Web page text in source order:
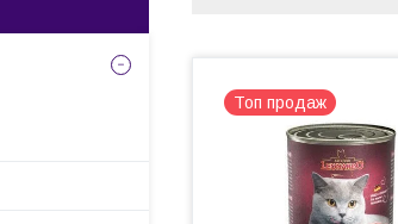
Топ продаж